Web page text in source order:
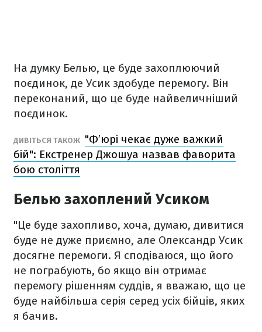
На думку Белью, це буде захоплюючий
поєдинок, де Усик здобуде перемогу. Він
переконаний, що це буде найвеличніший
поєдинок.
ДИВІТЬСЯ ТАКОЖ "Ф’юрі чекає дуже важкий
бій": Екстренер Джошуа назвав фаворита
бою століття
Белью захоплений Усиком
"Це буде захопливо, хоча, думаю, дивитися
буде не дуже приємно, але Олександр Усик
досягне перемоги. Я сподіваюся, що його
не пограбують, бо якщо він отримає
перемогу рішенням суддів, я вважаю, що це
буде найбільша серія серед усіх бійців, яких
я бачив.